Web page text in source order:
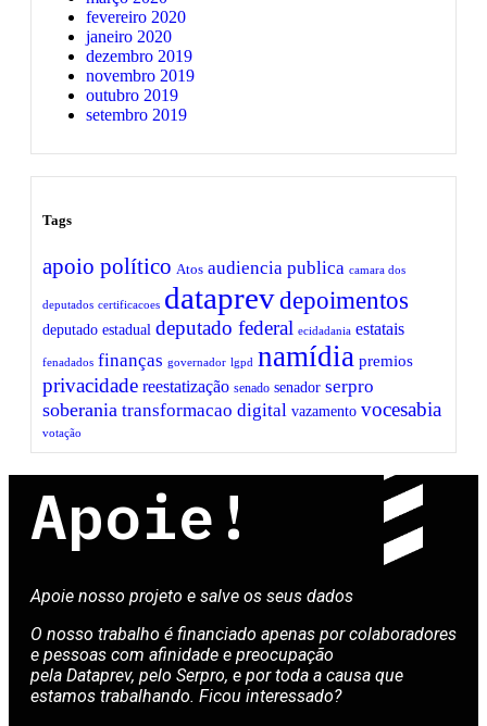
fevereiro 2020
janeiro 2020
dezembro 2019
novembro 2019
outubro 2019
setembro 2019
Tags
apoio político Atos audiencia publica camara dos
deputados certificacoes dataprevdepoimentos
deputado estadual deputado federal ecidadania estatais
fenadados finanças governador lgpd namídia premios
privacidade reestatização senado senador serpro
soberania transformacao digital vazamento vocesabia
votação
Apoie!
Apoie nosso projeto e salve os seus dados
O nosso trabalho é financiado apenas por colaboradores
e pessoas com afinidade e preocupação
pela Dataprev, pelo Serpro, e por toda a causa que
estamos trabalhando. Ficou interessado?